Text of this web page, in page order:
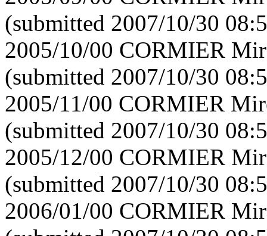
(submitted 2007/10/30
2005/10/00 CORMIER
(submitted 2007/10/30
2005/11/00 CORMIER
(submitted 2007/10/30
2005/12/00 CORMIER
(submitted 2007/10/30
2006/01/00 CORMIER